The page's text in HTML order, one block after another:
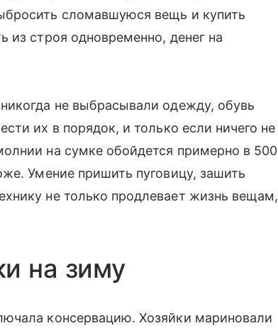
сломавшуюся вещь и купить
из строя одновременно, денег на
не выбрасывали одежду, обувь
их в порядок, и только если ничего не
на сумке обойдется примерно в 500
Умение пришить пуговицу, зашить
не только продлевает жизнь вещам,
на зиму
консервацию. Хозяйки мариновали